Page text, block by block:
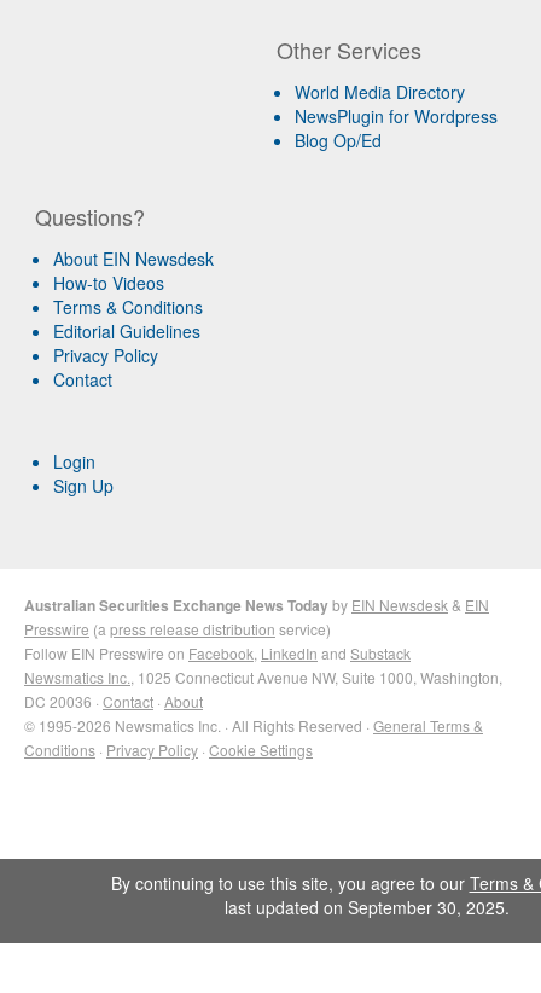
Other Services
World Media Directory
NewsPlugin for Wordpress
Blog Op/Ed
Questions?
About EIN Newsdesk
How-to Videos
Terms & Conditions
Editorial Guidelines
Privacy Policy
Contact
Login
Sign Up
Australian Securities Exchange News Todayby EIN Newsdesk & EIN
Presswire (a press release distribution service)
Follow EIN Presswire on Facebook LinkedIn and Substack
Newsmatics Inc. , 1025 Connecticut Avenue NW, Suite 1000, Washington,
DC 20036 · Contact · About
© 1995-2026 Newsmatics Inc. · All Rights Reserved · General Terms &
Conditions · Privacy Policy · Cookie Settings
By continuing to use this site, you agree to our Terms &
last updated on September 30, 2025.